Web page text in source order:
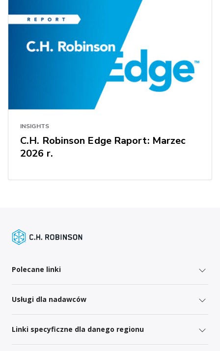
INSIGHTS
C.H. Robinson Edge Raport: Marzec
2026 r.
Polecane linki
Usługi dla nadawców
Linki specyficzne dla danego regionu